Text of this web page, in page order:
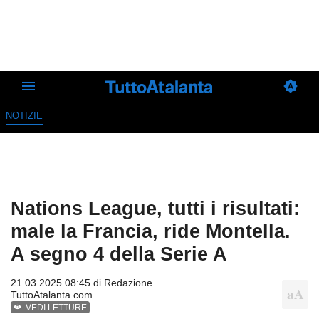
NOTIZIE
Nations League, tutti i risultati:
male la Francia, ride Montella.
A segno 4 della Serie A
21.03.2025 08:45 di Redazione
TuttoAtalanta.com
VEDI LETTURE